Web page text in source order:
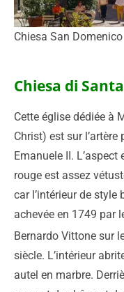
Chiesa San Domenico
Chiesa di
Cette église dédiée à
Christ) est sur
Emanuele II.
rouge est assez
car l’intérieur de
achevée en 1749 par
Bernardo Vittone sur
siècle. L’intérieur
autel en marbre.